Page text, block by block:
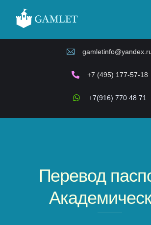
content
+7 (495) 177-57-18
+7(916) 770 48 71
Перевод